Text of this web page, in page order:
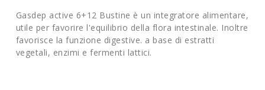
Gasdep active 6+12 Bustine è un integratore alimentare,
utile per favorire l'equilibrio della flora intestinale. Inoltre
favorisce la funzione digestive. a base di estratti
vegetali, enzimi e fermenti lattici.